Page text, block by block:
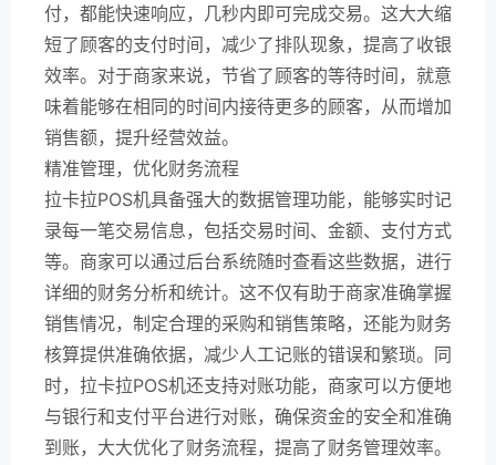
付，都能快速响应，几秒内即可完成交易。这大大缩
短了顾客的支付时间，减少了排队现象，提高了收银
效率。对于商家来说，节省了顾客的等待时间，就意
味着能够在相同的时间内接待更多的顾客，从而增加
销售额，提升经营效益。
精准管理，优化财务流程
拉卡拉POS机具备强大的数据管理功能，能够实时记
录每一笔交易信息，包括交易时间、金额、支付方式
等。商家可以通过后台系统随时查看这些数据，进行
详细的财务分析和统计。这不仅有助于商家准确掌握
销售情况，制定合理的采购和销售策略，还能为财务
核算提供准确依据，减少人工记账的错误和繁琐。同
时，拉卡拉POS机还支持对账功能，商家可以方便地
与银行和支付平台进行对账，确保资金的安全和准确
到账，大大优化了财务流程，提高了财务管理效率。